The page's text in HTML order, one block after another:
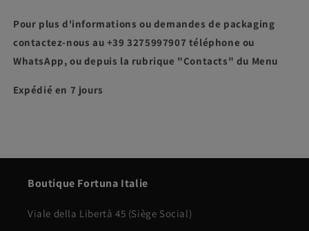
Pour plus d'informations ou demandes de packaging
contactez-nous au +39 3275997907 téléphone ou
WhatsApp, ou depuis la rubrique "Contacts" du Menu
Expédié en 7 jours
Boutique Fortuna Italie
Viale della Libertà 45 (Siège Social)